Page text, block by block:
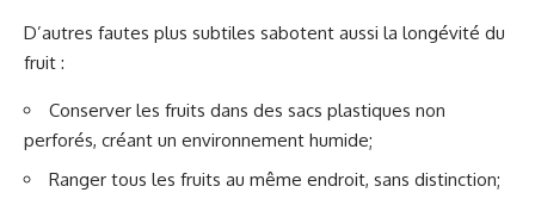
D’autres fautes plus subtiles sabotent aussi la longévité du
fruit :
Conserver les fruits dans des sacs plastiques non
perforés, créant un environnement humide;
Ranger tous les fruits au même endroit, sans distinction;